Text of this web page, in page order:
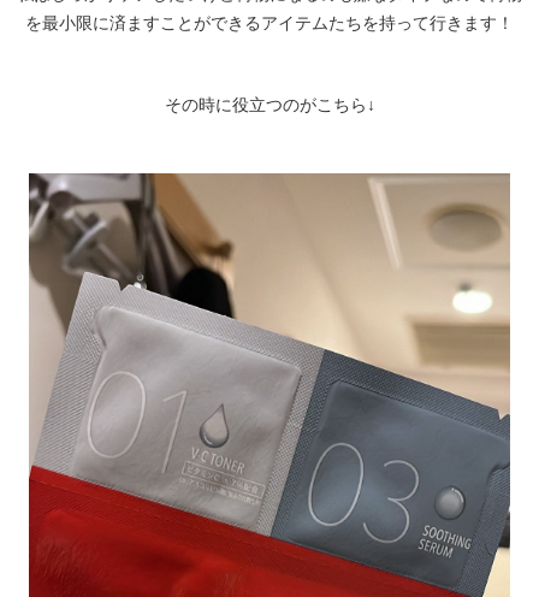
を最小限に済ますことができるアイテムたちを持って行きます！
その時に役立つのがこちら↓